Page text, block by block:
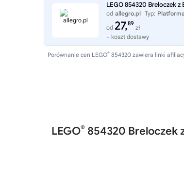
LEGO 854320 Breloczek z
od allegro.pl Typ:
od 27,89
zł
+ koszt dostawy
Porównanie cen LEGO® 854320 zawiera linki
LEGO® 854320 Breloczek